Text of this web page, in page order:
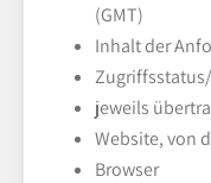
(GMT)
Inhalt der
jeweils
Website, von
Browser